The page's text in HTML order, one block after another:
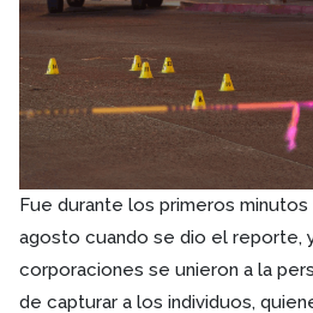
Fue durante los primeros
agosto cuando se dio el reporte,
corporaciones se unieron a la
de capturar a los individuos,